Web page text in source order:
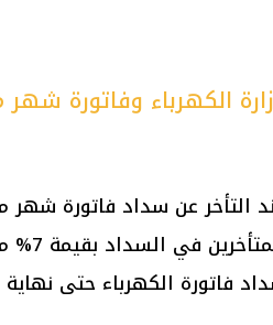
الكهرباء وفاتورة
التأخر عن سداد فاتورة
فاتورة الكهرباء حتى